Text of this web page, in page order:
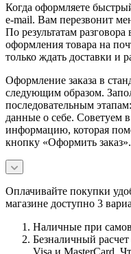
Когда оформляете
e-mail. Вам перезвонит
По результатам
оформления товара на
только ждать доставки и
Оформление заказа в
следующим образом.
последовательным
данные о себе. Советуем
информацию, которая
кнопку «Оформить заказ».
Оплачивайте покупки
магазине доступно 3
Наличные при
Безналичный
Visa и MasterCard.